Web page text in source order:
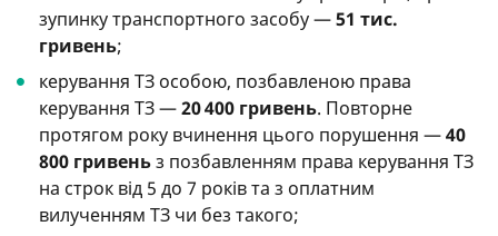
зупинку транспортного засобу —51 тис.
гривень;
керування ТЗ особою, позбавленою права
керування ТЗ —20 400 гривень. Повторне
протягом року вчинення цього порушення —40
800 гривеньз позбавленням права керування ТЗ
на строк від 5 до 7 років та з оплатним
вилученням ТЗ чи без такого;